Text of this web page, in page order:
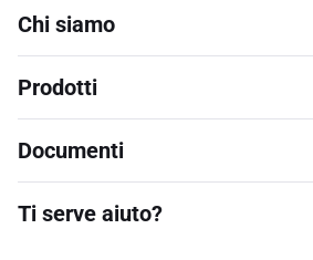
Chi siamo
Prodotti
Documenti
Ti serve aiuto?